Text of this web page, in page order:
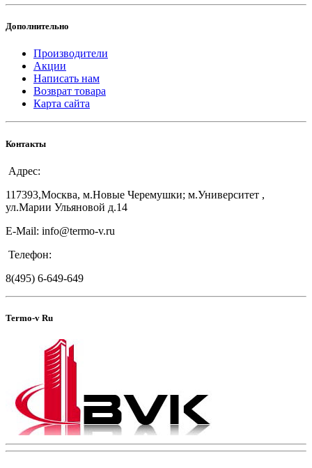
Дополнительно
Производители
Акции
Написать нам
Возврат товара
Карта сайта
Контакты
Адрес:
117393,Москва, м.Новые Черемушки; м.Университет ,
ул.Марии Ульяновой д.14
E-Mail: info@termo-v.ru
Телефон:
8(495) 6-649-649
Termo-v Ru